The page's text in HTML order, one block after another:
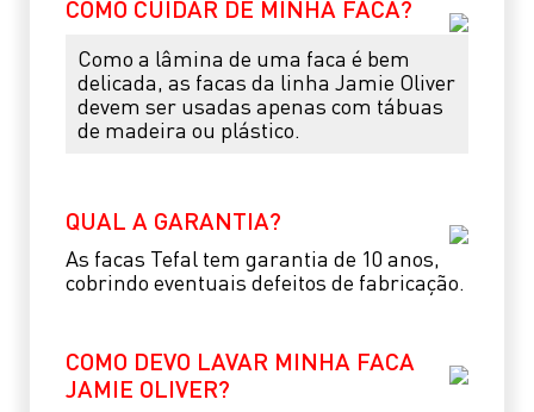
COMO CUIDAR DE MINHA FACA?
Como a lâmina de uma faca é bem
delicada, as facas da linha Jamie Oliver
devem ser usadas apenas com tábuas
de madeira ou plástico.
QUAL A GARANTIA?
As facas Tefal tem garantia de 10 anos,
cobrindo eventuais defeitos de fabricação.
COMO DEVO LAVAR MINHA FACA
JAMIE OLIVER?